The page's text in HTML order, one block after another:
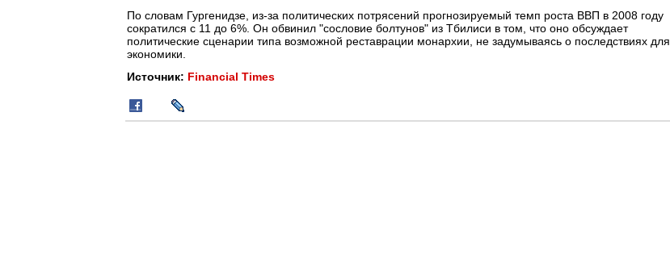
По словам Гургенидзе, из-за политических потрясений прогнозируемый темп роста ВВП в 2008 году
сократился с 11 до 6%. Он обвинил "сословие болтунов" из Тбилиси в том, что оно обсуждает
политические сценарии типа возможной реставрации монархии, не задумываясь о последствиях для
экономики.
Источник: Financial Times